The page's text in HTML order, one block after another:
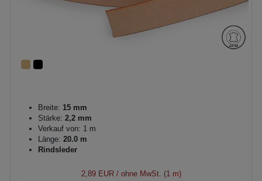
Breite: 15 mm
Stärke: 2,2 mm
Verkauf von: 1 m
Länge: 20.0 m
Rindsleder
2,89 EUR/ ohne MwSt. (1 m)